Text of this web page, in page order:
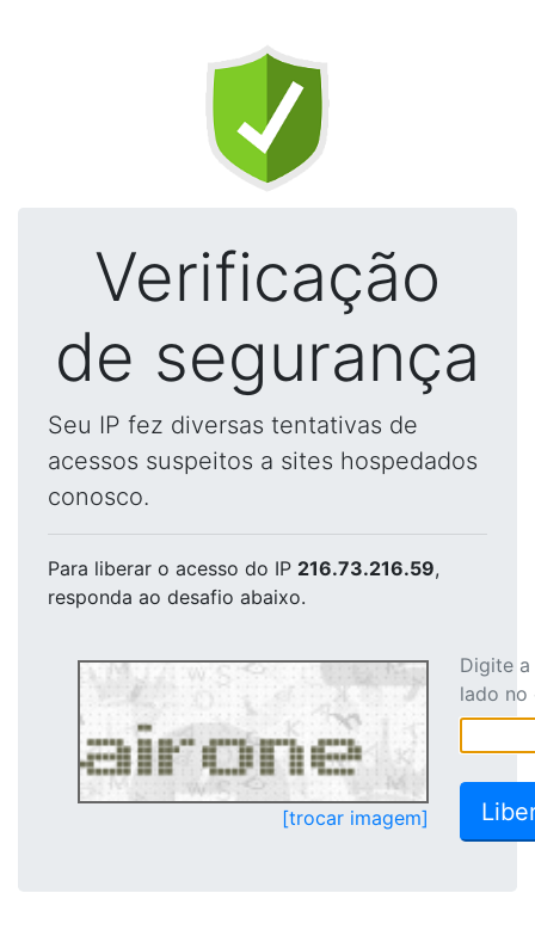
Verificação
de segurança
Seu IP fez diversas tentativas de
acessos suspeitos a sites hospedados
conosco.
Para liberar o acesso do IP 216.73.216.59,
responda ao desafio abaixo.
[trocar imagem]
Digite
lado no